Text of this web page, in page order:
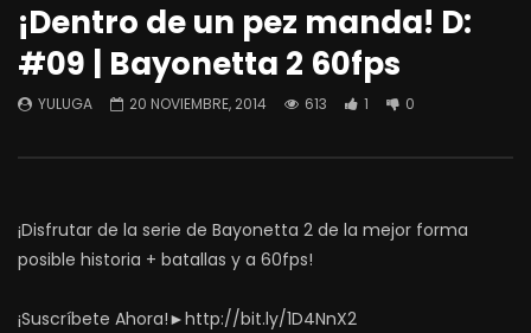
¡Dentro de un pez manda! D:
#09 | Bayonetta 2 60fps
YULUGA 20 NOVIEMBRE, 2014 613 1 0
¡Disfrutar de la serie de Bayonetta 2 de la mejor forma
posible historia + batallas y a 60fps!
¡Suscríbete Ahora!►http://bit.ly/1D4NnX2